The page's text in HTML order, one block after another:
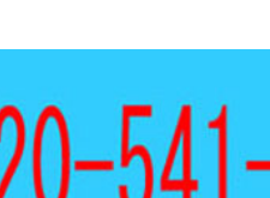
取 大阪